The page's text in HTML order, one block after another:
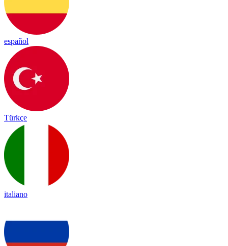
español
Türkçe
italiano